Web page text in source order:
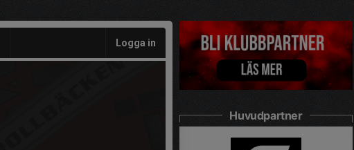
Logga in
Huvudpartner